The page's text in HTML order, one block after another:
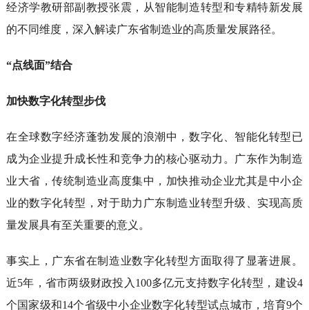
经济学教研部副教授张震，从智能制造转型和专精特新发展
的不同维度，深入解读广东省制造业的高质量发展路径。
“点线面”结合
加快数字化转型步伐
在全球数字经济蓬勃发展的浪潮中，数字化、智能化转型已
成为企业提升成长性和竞争力的核心驱动力。广东作为制造
业大省，传统制造业高度集中，加快推动企业尤其是中小企
业的数字化转型，对于助力广东制造业转型升级、实现高质
量发展具有至关重要的意义。
事实上，广东省在制造业数字化转型方面取得了显著进展。
近5年，省市两级财政投入100多亿元支持数字化转型，建设4
个国家级和14个省级中小企业数字化转型试点城市，培育9个